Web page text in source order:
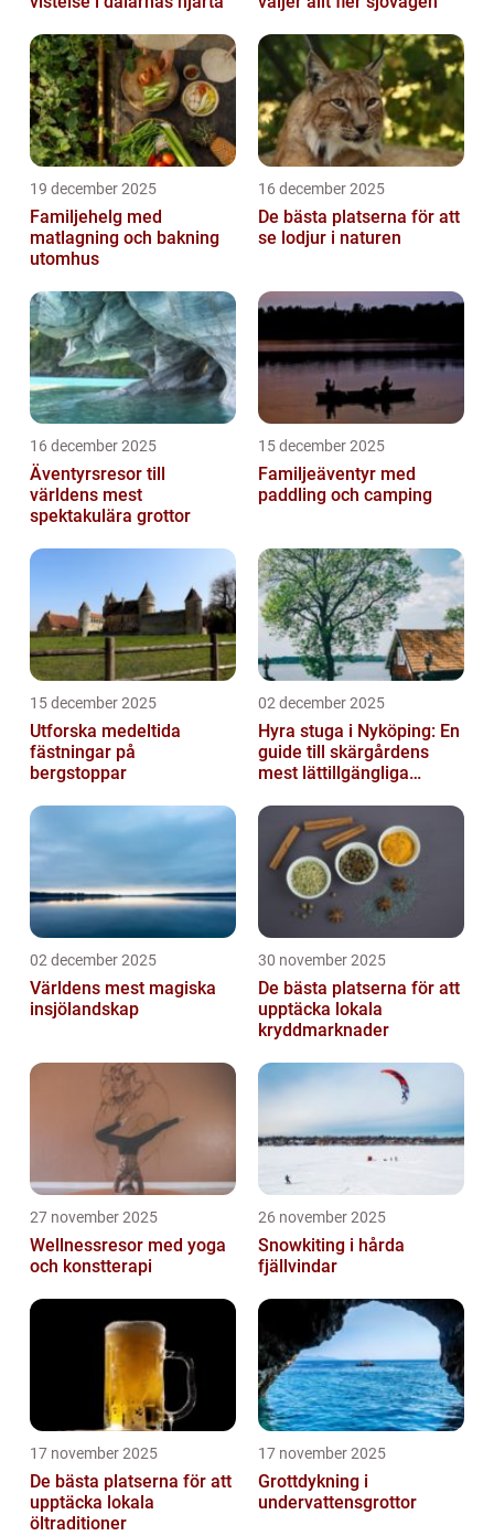
19 december 2025
Familjehelg med
matlagning och bakning
utomhus
16 december 2025
De bästa platserna för att
se lodjur i naturen
16 december 2025
Äventyrsresor till
världens mest
spektakulära grottor
15 december 2025
Familjeäventyr med
paddling och camping
15 december 2025
Utforska medeltida
fästningar på
bergstoppar
02 december 2025
Hyra stuga i Nyköping: En
guide till skärgårdens
mest lättillgängliga
02 december 2025
Världens mest magiska
insjölandskap
30 november 2025
De bästa platserna för att
upptäcka lokala
kryddmarknader
27 november 2025
Wellnessresor med yoga
och konstterapi
26 november 2025
Snowkiting i hårda
fjällvindar
17 november 2025
De bästa platserna för att
upptäcka lokala
öltraditioner
17 november 2025
Grottdykning i
undervattensgrottor